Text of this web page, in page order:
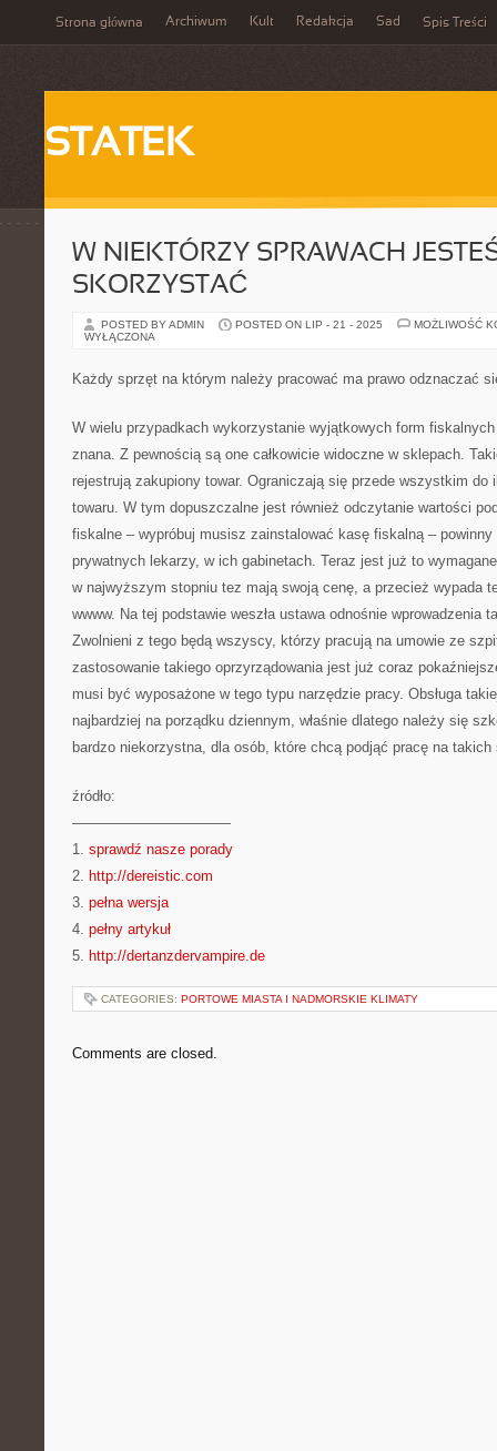
Strona główna Archiwum Kult Redakcja Sad Spis Treści
STATEK
W NIEKTÓRZY SPRAWACH
SKORZYSTAĆ
POSTED BY ADMIN POSTED ON LIP - 21 - 2025
MOŻLIWOŚĆ
WYŁĄCZONA
Każdy sprzęt na którym należy pracować ma prawo odznaczać
W wielu przypadkach wykorzystanie wyjątkowych form
znana. Z pewnością są one całkowicie widoczne w sklepach.
rejestrują zakupiony towar. Ograniczają się przede wszystkim do
towaru. W tym dopuszczalne jest również odczytanie wartości
fiskalne – wypróbuj musisz zainstalować kasę fiskalną –
prywatnych lekarzy, w ich gabinetach. Teraz jest już to
w najwyższym stopniu tez mają swoją cenę, a przecież wypada
wwww. Na tej podstawie weszła ustawa odnośnie wprowadzenia
Zwolnieni z tego będą wszyscy, którzy pracują na umowie ze
zastosowanie takiego oprzyrządowania jest już coraz
musi być wyposażone w tego typu narzędzie pracy. Obsługa
najbardziej na porządku dziennym, właśnie dlatego należy się
bardzo niekorzystna, dla osób, które chcą podjąć pracę na
źródło:
———————————
1. sprawdź nasze porady
2. http://dereistic.com
3. pełna wersja
4. pełny artykuł
5. http://dertanzdervampire.de
CATEGORIES: PORTOWE MIASTA I NADMORSKIE KLIMATY
Comments are closed.